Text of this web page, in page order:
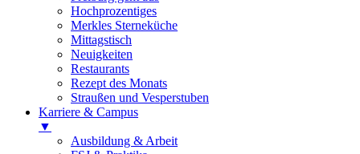
Hochprozentiges
Merkles Sterneküche
Mittagstisch
Neuigkeiten
Restaurants
Rezept des Monats
Straußen und Vesperstuben
Karriere & Campus
▼
Ausbildung & Arbeit